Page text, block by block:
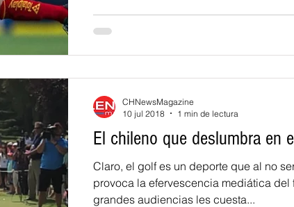
El chileno que deslumbra en
Claro, el golf es un deporte que al no
provoca la efervescencia mediática del
grandes audiencias les cuesta...
CHNewsMagazine
10 jul 2018
1 min de lectura